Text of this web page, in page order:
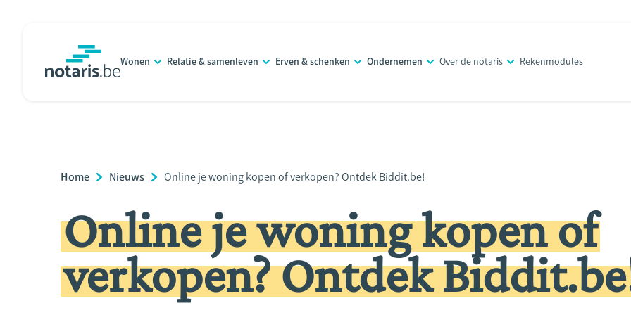
Wonen Relatie & samenleven Erven & schenken Ondernemen Over de notaris Rekenmodules
Breadcrumb
Home Nieuws
Current
Online je woning kopen of verkopen? Ontdek Biddit.be!
Online je woning kopen of
verkopen? Ontdek